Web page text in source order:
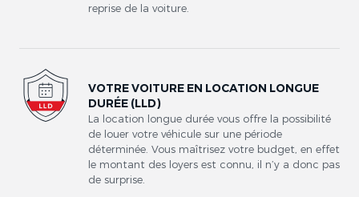
reprise de la voiture.
VOTRE VOITURE EN LOCATION LONGUE
DURÉE (LLD)
La location longue durée vous offre la possibilité
de louer votre véhicule sur une période
déterminée. Vous maîtrisez votre budget, en effet
le montant des loyers est connu, il n’y a donc pas
de surprise.